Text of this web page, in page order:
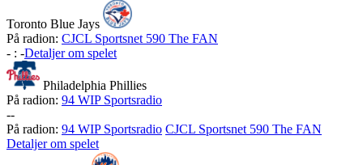
Toronto Blue Jays
På radion: CJCL Sportsnet 590 The FAN
- : -Detaljer om spelet
Philadelphia Phillies
På radion: 94 WIP Sportsradio
--
På radion: 94 WIP Sportsradio CJCL Sportsnet 590 The FAN
Detaljer om spelet